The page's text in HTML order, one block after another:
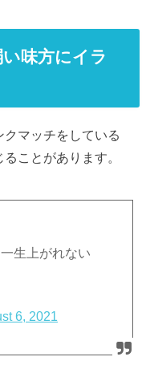
味方にイラ
クマッチをしている
ことがあります。
生上がれない
6, 2021